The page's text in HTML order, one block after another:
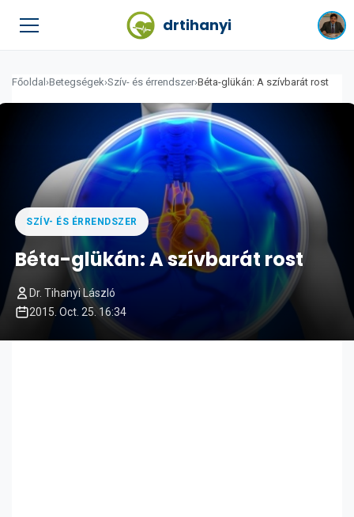
drtihanyi
Főoldal ›Betegségek›Szív- és érrendszer›Béta-glükán: A szívbarát rost
SZÍV- ÉS ÉRRENDSZER
Béta-glükán: A szívbarát rost
Dr. Tihanyi László
2015. Oct. 25. 16:34